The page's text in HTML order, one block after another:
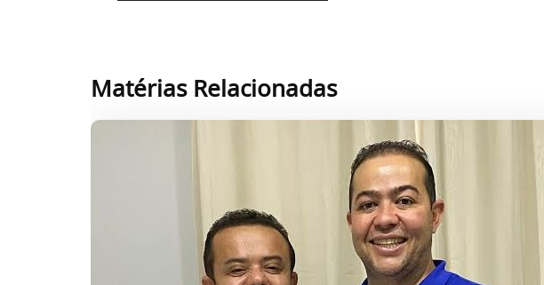
Matérias Relacionadas